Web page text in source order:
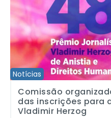
Notícias
Comissão
das inscrições para
Vladimir Herzog